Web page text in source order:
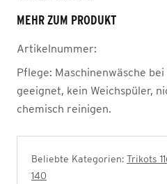
MEHR ZUM PRODUKT
Artikelnummer:
Pflege: Maschinenwäsche
geeignet, kein Weichspüler,
chemisch reinigen.
Beliebte Kategorien: Trikots
140